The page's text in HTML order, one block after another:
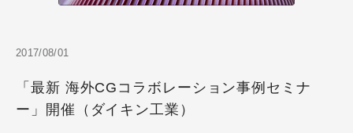
2017/08/01
「最新 海外CGコラボレーション事例セミナ
ー」開催（ダイキン工業）